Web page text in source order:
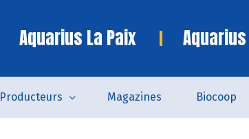
Aquarius La Paix
Producteurs Magazines Biocoop